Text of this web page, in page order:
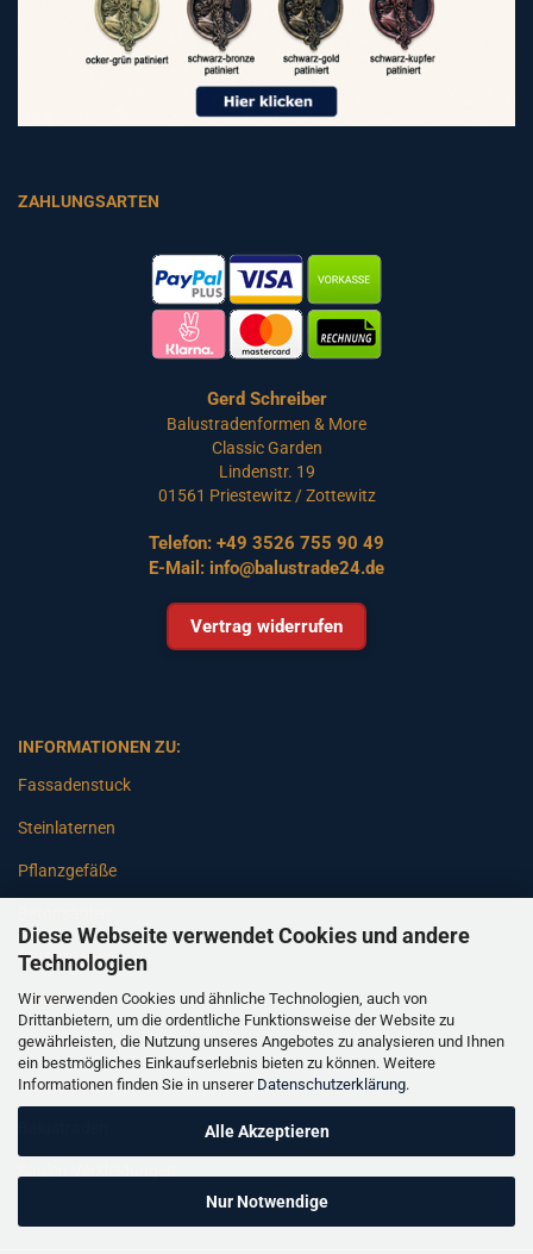
Diese Webseite verwendet Cookies und andere
Technologien
Wir verwenden Cookies und ähnliche Technologien, auch von
Drittanbietern, um die ordentliche Funktionsweise der Website zu
gewährleisten, die Nutzung unseres Angebotes zu analysieren und Ihnen
ein bestmögliches Einkaufserlebnis bieten zu können. Weitere
Informationen finden Sie in unserer Datenschutzerklärung.
Alle Akzeptieren
Nur Notwendige
ZAHLUNGSARTEN
Gerd Schreiber
Balustradenformen & More
Classic Garden
Lindenstr. 19
01561 Priestewitz / Zottewitz
Telefon: +49 3526 755 90 49
E-Mail: info@balustrade24.de
Vertrag widerrufen
INFORMATIONEN ZU:
Fassadenstuck
Steinlaternen
Pflanzgefäße
Gartenbänke
Pfeiler
Gartenbrunnen
Gartenfiguren